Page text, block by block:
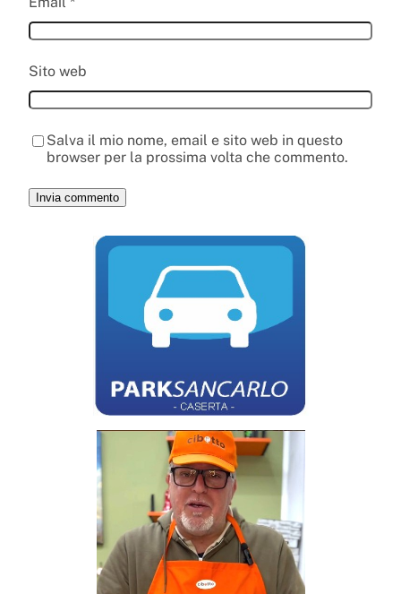
Sito web
Salva il mio nome, email e sito web in questo
browser per la prossima volta che commento.